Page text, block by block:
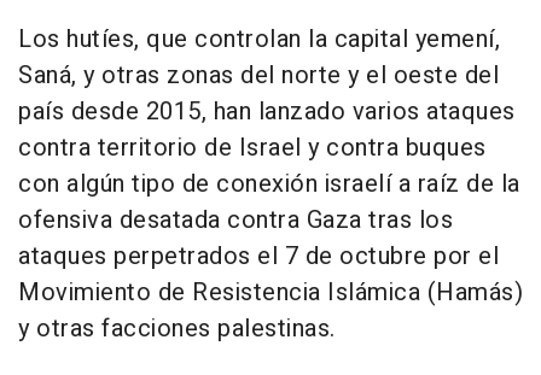
Los hutíes, que controlan la capital yemení,
Saná, y otras zonas del norte y el oeste del
país desde 2015, han lanzado varios ataques
contra territorio de Israel y contra buques
con algún tipo de conexión israelí a raíz de la
ofensiva desatada contra Gaza tras los
ataques perpetrados el 7 de octubre por el
Movimiento de Resistencia Islámica (Hamás)
y otras facciones palestinas.